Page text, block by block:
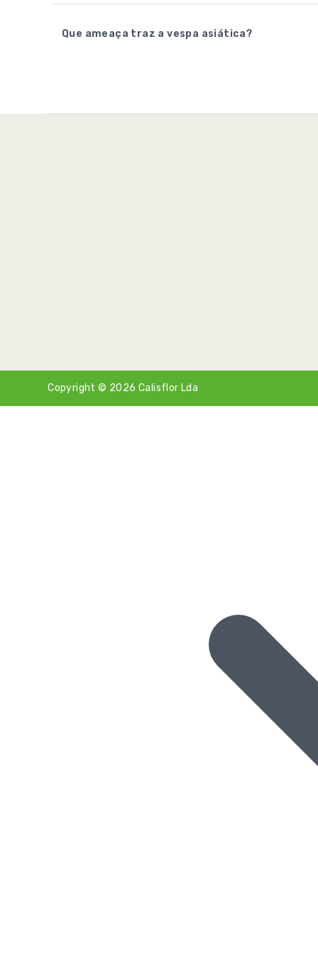
Que ameaça traz a vespa asiática?
Copyright © 2026Calisflor Lda